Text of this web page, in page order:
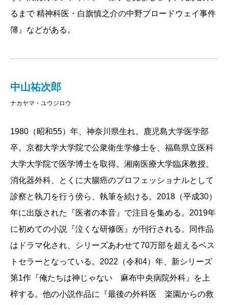
るまで 精神科医・白旗慎之介の中野ブロードウェイ事件
簿』などがある。
中山祐次郎
ナカヤマ・ユウジロウ
1980（昭和55）年、神奈川県生れ。鹿児島大学医学部
卒。京都大学大学院で公衆衛生学修士を、福島県立医科
大学大学院で医学博士を取得。湘南医療大学臨床教授。
消化器外科、とくに大腸癌のプロフェッショナルとして
診察と執刀を行う傍ら、執筆を続ける。2018（平成30）
年に出版された『医者の本音』で注目を集める。2019年
に初めての小説『泣くな研修医』が刊行される。同作品
はドラマ化され、シリーズあわせて70万部を超えるベス
トセラーとなっている。2022（令和4）年、新シリーズ
第1作『俺たちは神じゃない 麻布中央病院外科』を上
梓する。他の小説作品に『最後の外科医 楽園からの救